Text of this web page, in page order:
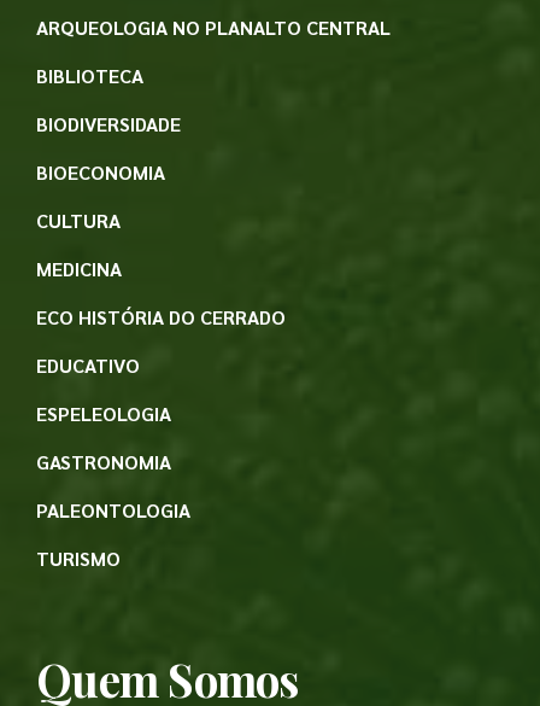
ARQUEOLOGIA NO PLANALTO CENTRAL
BIBLIOTECA
BIODIVERSIDADE
BIOECONOMIA
CULTURA
MEDICINA
ECO HISTÓRIA DO CERRADO
EDUCATIVO
ESPELEOLOGIA
GASTRONOMIA
PALEONTOLOGIA
TURISMO
Quem Somos